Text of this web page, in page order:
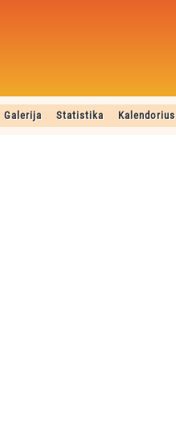
Galerija Statistika Kalendorius